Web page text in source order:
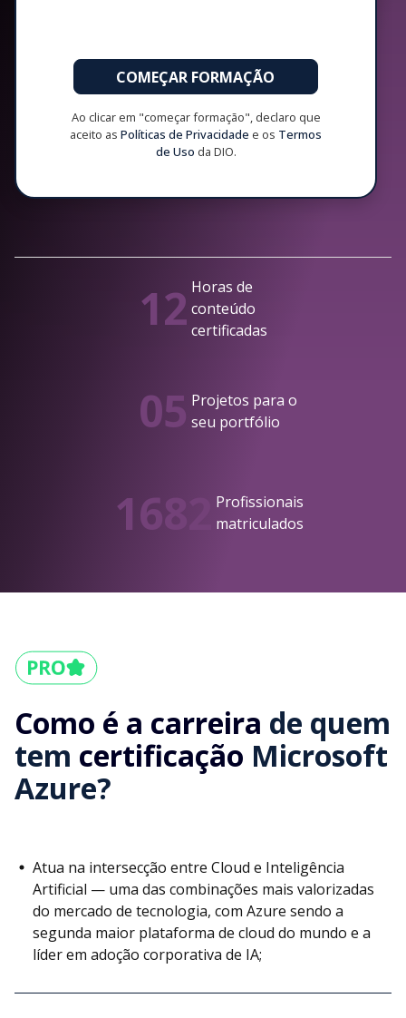
COMEÇAR FORMAÇÃO
Ao clicar em "começar formação", declaro que
aceito as Políticas de Privacidade e os Termos
de Uso da DIO.
12 Horas de
conteúdo
certificadas
05 Projetos para o
seu portfólio
1682
Profissionais
matriculados
Como é a carreira de quem
tem certificação Microsoft
Azure?
Atua na intersecção entre Cloud e Inteligência
Artificial — uma das combinações mais valorizadas
do mercado de tecnologia, com Azure sendo a
segunda maior plataforma de cloud do mundo e a
líder em adoção corporativa de IA;